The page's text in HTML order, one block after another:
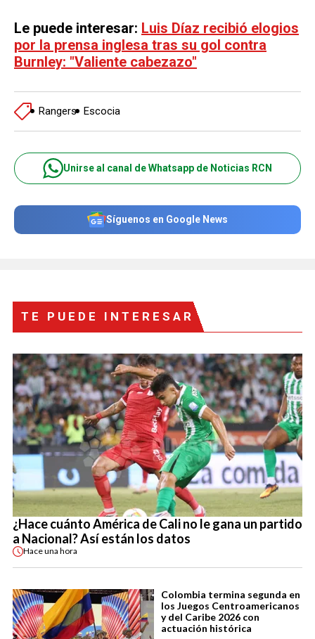
Le puede interesar: Luis Díaz recibió elogios
por la prensa inglesa tras su gol contra
Burnley: "Valiente cabezazo"
Rangers Escocia
Unirse al canal de Whatsapp de Noticias RCN
Síguenos en Google News
TE PUEDE INTERESAR
¿Hace cuánto América de Cali no le gana un partido
a Nacional? Así están los datos
Haceuna hora
Colombia termina segunda en
los Juegos Centroamericanos
y del Caribe 2026 con
actuación histórica